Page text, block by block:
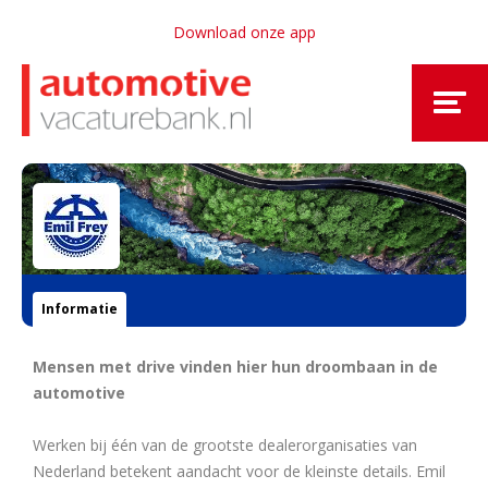
Download onze app
Informatie
Mensen met drive vinden hier hun droombaan in de
automotive
Werken bij één van de grootste dealerorganisaties van
Nederland betekent aandacht voor de kleinste details. Emil